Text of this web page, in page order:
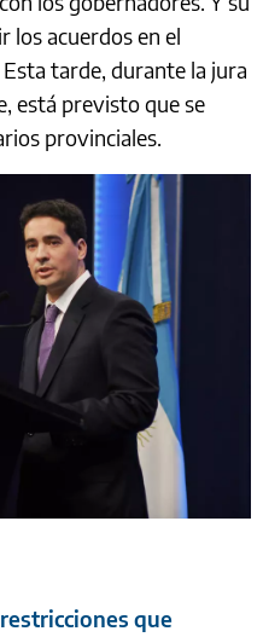
los acuerdos en el
Esta tarde, durante la jura
está previsto que se
provinciales.
restricciones que